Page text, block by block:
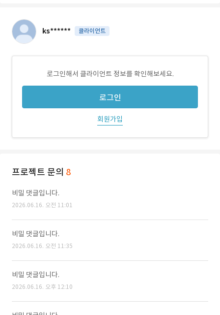
ks****** 클라이언트
로그인해서 클라이언트 정보를 확인해보세요.
로그인
회원가입
프로젝트 문의 8
비밀 댓글입니다.
2026.06.16. 오전 11:01
비밀 댓글입니다.
2026.06.16. 오전 11:35
비밀 댓글입니다.
2026.06.16. 오후 12:10